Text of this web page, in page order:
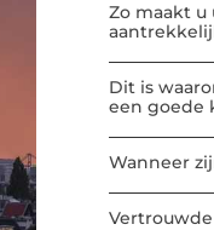
Zo maakt
Dit is
een goede
Wanneer